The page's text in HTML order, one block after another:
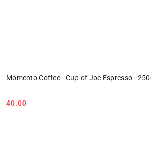
Momento Coffee - Cup of Joe Espresso -
Cena:
40.00